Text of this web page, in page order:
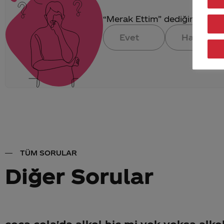
“Merak Ettim” dediğin
Evet
Hayır
TÜM SORULAR
Diğer Sorular